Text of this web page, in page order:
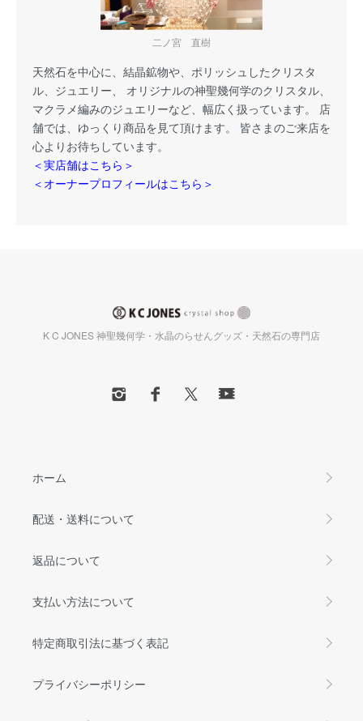
二ノ宮 直樹
天然石を中心に、結晶鉱物や、ポリッシュしたクリスタ
ル、ジュエリー、 オリジナルの神聖幾何学のクリスタル、
マクラメ編みのジュエリーなど、幅広く扱っています。 店
舗では、ゆっくり商品を見て頂けます。 皆さまのご来店を
心よりお待ちしています。
＜実店舗はこちら＞
＜オーナープロフィールはこちら＞
K C JONES 神聖幾何学・水晶のらせんグッズ・天然石の専門店
ホーム
配送・送料について
返品について
支払い方法について
特定商取引法に基づく表記
プライバシーポリシー